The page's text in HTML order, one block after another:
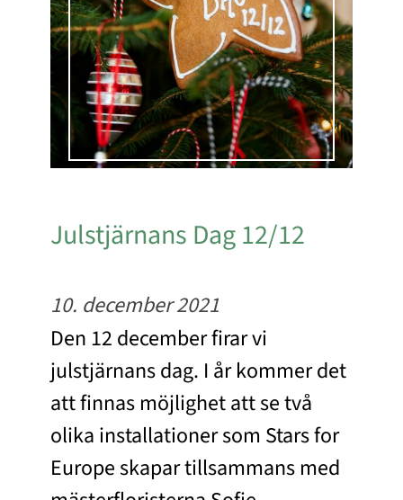
Julstjärnans Dag 12/12
10. december 2021
Den 12 december firar vi
julstjärnans dag. I år kommer det
att finnas möjlighet att se två
olika installationer som Stars for
Europe skapar tillsammans med